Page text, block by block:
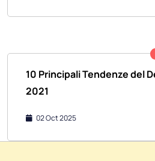
10 Principali Tendenze del
2021
02 Oct 2025